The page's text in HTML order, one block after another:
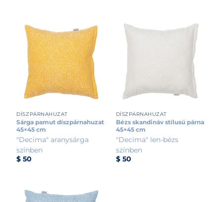
DÍSZPÁRNAHUZAT
Sárga pamut díszpárnahuzat
45×45 cm
"Decima" aranysárga
színben
$ 50
DÍSZPÁRNAHUZAT
Bézs skandináv stílusú párna
45×45 cm
"Decima" len-bézs
színben
$50